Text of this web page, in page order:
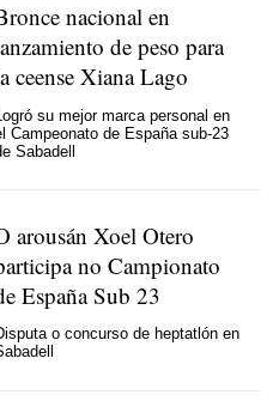
nacional en
de peso para
ceense Xiana Lago
su mejor marca personal en
Campeonato de España sub-23
Sabadell
arousán Xoel Otero
no Campionato
España Sub 23
o concurso de heptatlón en